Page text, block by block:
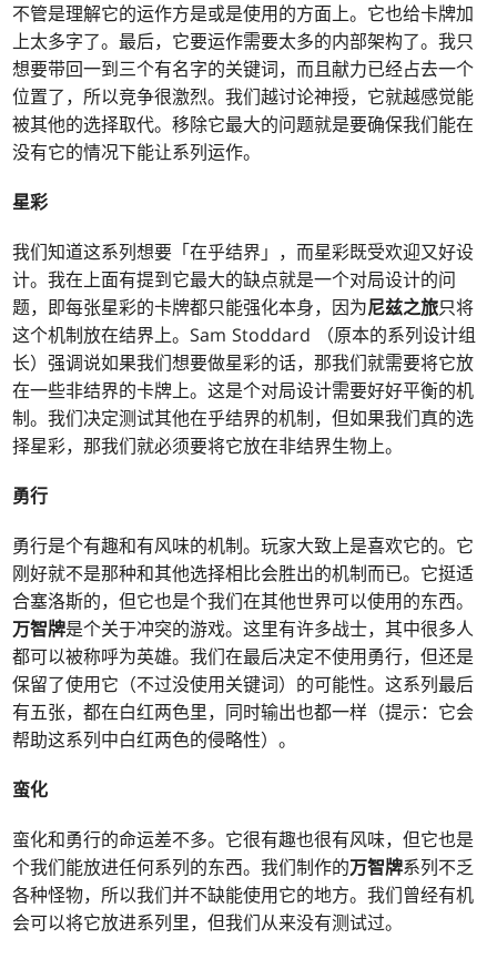
不管是理解它的运作方是或是使用的方面上。它也给卡牌加
上太多字了。最后，它要运作需要太多的内部架构了。我只
想要带回一到三个有名字的关键词，而且献力已经占去一个
位置了，所以竞争很激烈。我们越讨论神授，它就越感觉能
被其他的选择取代。移除它最大的问题就是要确保我们能在
没有它的情况下能让系列运作。
星彩
我们知道这系列想要「在乎结界」，而星彩既受欢迎又好设
计。我在上面有提到它最大的缺点就是一个对局设计的问
题，即每张星彩的卡牌都只能强化本身，因为尼兹之旅只将
这个机制放在结界上。Sam Stoddard （原本的系列设计组
长）强调说如果我们想要做星彩的话，那我们就需要将它放
在一些非结界的卡牌上。这是个对局设计需要好好平衡的机
制。我们决定测试其他在乎结界的机制，但如果我们真的选
择星彩，那我们就必须要将它放在非结界生物上。
勇行
勇行是个有趣和有风味的机制。玩家大致上是喜欢它的。它
刚好就不是那种和其他选择相比会胜出的机制而已。它挺适
合塞洛斯的，但它也是个我们在其他世界可以使用的东西。
万智牌是个关于冲突的游戏。这里有许多战士，其中很多人
都可以被称呼为英雄。我们在最后决定不使用勇行，但还是
保留了使用它（不过没使用关键词）的可能性。这系列最后
有五张，都在白红两色里，同时输出也都一样（提示：它会
帮助这系列中白红两色的侵略性）。
蛮化
蛮化和勇行的命运差不多。它很有趣也很有风味，但它也是
个我们能放进任何系列的东西。我们制作的万智牌系列不乏
各种怪物，所以我们并不缺能使用它的地方。我们曾经有机
会可以将它放进系列里，但我们从来没有测试过。